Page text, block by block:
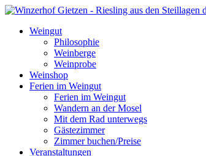
Weingut
Philosophie
Weinberge
Weinprobe
Weinshop
Ferien im Weingut
Ferien im Weingut
Wandern an der Mosel
Mit dem Rad unterwegs
Gästezimmer
Zimmer buchen/Preise
Veranstaltungen